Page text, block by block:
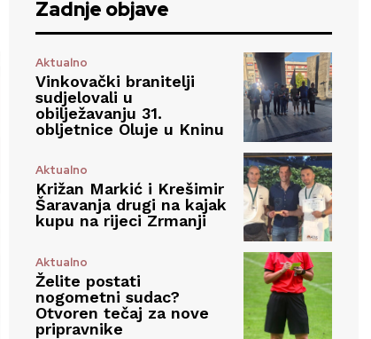
Zadnje objave
Aktualno
Vinkovački branitelji
sudjelovali u
obilježavanju 31.
obljetnice Oluje u Kninu
Aktualno
Križan Markić i Krešimir
Šaravanja drugi na kajak
kupu na rijeci Zrmanji
Aktualno
Želite postati
nogometni sudac?
Otvoren tečaj za nove
pripravnike